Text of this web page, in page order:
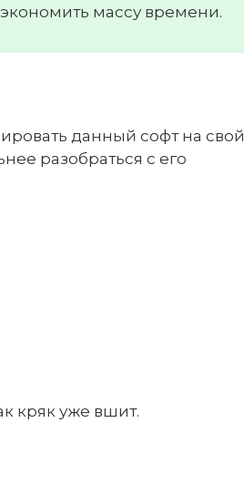
массу времени.
данный софт на свой
разобраться с его
кряк уже вшит.